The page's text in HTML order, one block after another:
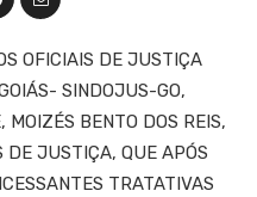
OFICIAIS DE JUSTIÇA
SINDOJUS-GO,
MOIZÉS BENTO DOS REIS,
DE JUSTIÇA, QUE APÓS
TRATATIVAS